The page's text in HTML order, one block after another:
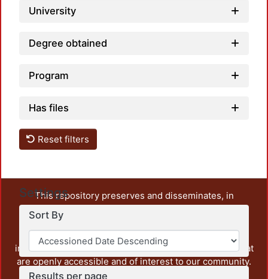
University
Degree obtained
Program
Has files
Reset filters
Settings
Sort By
Results per page
This repository preserves and disseminates, in
unrestricted open access, the teaching and research
output of UAM Azcapotzalco. It also includes some
administrative and graphic documents from the
institution, as well as content from other institutions that
are openly accessible and of interest to our community.